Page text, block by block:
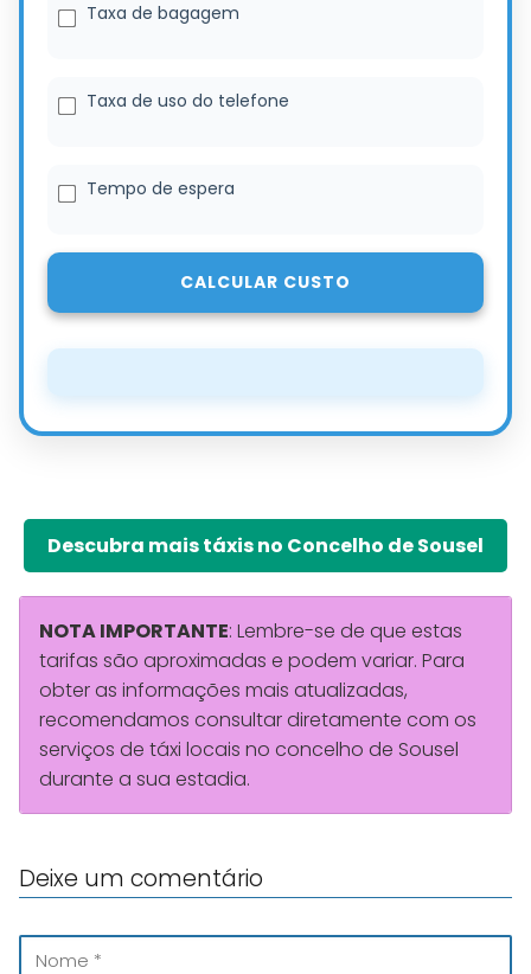
Taxa de bagagem
Taxa de uso do telefone
Tempo de espera
CALCULAR CUSTO
Descubra mais táxis no Concelho de Sousel
NOTA IMPORTANTE: Lembre-se de que estas
tarifas são aproximadas e podem variar. Para
obter as informações mais atualizadas,
recomendamos consultar diretamente com os
serviços de táxi locais no concelho de Sousel
durante a sua estadia.
Deixe um comentário